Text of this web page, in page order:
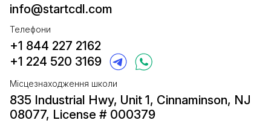
info@startcdl.com
Телефони
+1 844 227 2162
+1 224 520 3169
Місцезнаходження школи
835 Industrial Hwy, Unit 1, Cinnaminson, NJ
08077, License # 000379